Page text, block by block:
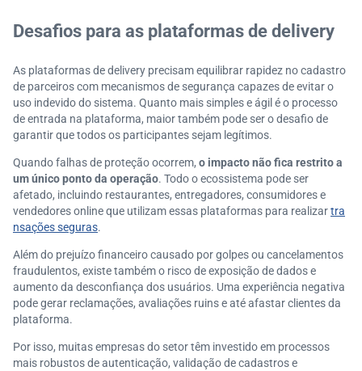
Desafios para as plataformas de delivery
As plataformas de delivery precisam equilibrar rapidez no cadastro
de parceiros com mecanismos de segurança capazes de evitar o
uso indevido do sistema. Quanto mais simples e ágil é o processo
de entrada na plataforma, maior também pode ser o desafio de
garantir que todos os participantes sejam legítimos.
Quando falhas de proteção ocorrem, o impacto não fica restrito a
um único ponto da operação. Todo o ecossistema pode ser
afetado, incluindo restaurantes, entregadores, consumidores e
vendedores online que utilizam essas plataformas para realizartra
nsações seguras.
Além do prejuízo financeiro causado por golpes ou cancelamentos
fraudulentos, existe também o risco de exposição de dados e
aumento da desconfiança dos usuários. Uma experiência negativa
pode gerar reclamações, avaliações ruins e até afastar clientes da
plataforma.
Por isso, muitas empresas do setor têm investido em processos
mais robustos de autenticação, validação de cadastros e